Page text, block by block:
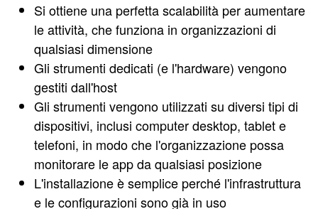
Si ottiene una perfetta scalabilità per aumentare
le attività, che funziona in organizzazioni di
qualsiasi dimensione
Gli strumenti dedicati (e l'hardware) vengono
gestiti dall'host
Gli strumenti vengono utilizzati su diversi tipi di
dispositivi, inclusi computer desktop, tablet e
telefoni, in modo che l'organizzazione possa
monitorare le app da qualsiasi posizione
L'installazione è semplice perché l'infrastruttura
e le configurazioni sono già in uso